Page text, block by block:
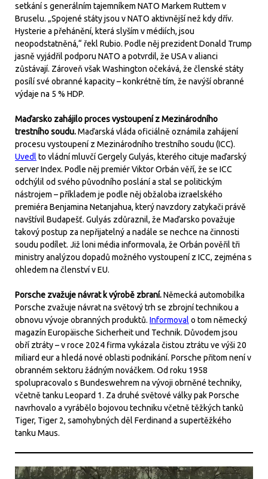
setkání s generálním tajemníkem NATO Markem Ruttem v
Bruselu. „Spojené státy jsou v NATO aktivnější než kdy dřív.
Hysterie a přehánění, která slyším v médiích, jsou
neopodstatněná,“ řekl Rubio. Podle něj prezident Donald Trump
jasně vyjádřil podporu NATO a potvrdil, že USA v alianci
zůstávají. Zároveň však Washington očekává, že členské státy
posílí své obranné kapacity – konkrétně tím, že navýší obranné
výdaje na 5 % HDP.
Maďarsko zahájilo proces vystoupení z Mezinárodního
trestního soudu.Maďarská vláda oficiálně oznámila zahájení
procesu vystoupení z Mezinárodního trestního soudu (ICC).
Uvedl to vládní mluvčí Gergely Gulyás, kterého cituje maďarský
server Index. Podle něj premiér Viktor Orbán věří, že se ICC
odchýlil od svého původního poslání a stal se politickým
nástrojem – příkladem je podle něj obžaloba izraelského
premiéra Benjamina Netanjahua, který navzdory zatykači právě
navštívil Budapešť. Gulyás zdůraznil, že Maďarsko považuje
takový postup za nepřijatelný a nadále se nechce na činnosti
soudu podílet. Již loni média informovala, že Orbán pověřil tři
ministry analýzou dopadů možného vystoupení z ICC, zejména s
ohledem na členství v EU.
Porsche zvažuje návrat k výrobě zbraní.Německá automobilka
Porsche zvažuje návrat na světový trh se zbrojní technikou a
obnovu vývoje obranných produktů. Informoval o tom německý
magazín Europäische Sicherheit und Technik. Důvodem jsou
obří ztráty – v roce 2024 firma vykázala čistou ztrátu ve výši 20
miliard eur a hledá nové oblasti podnikání. Porsche přitom není v
obranném sektoru žádným nováčkem. Od roku 1958
spolupracovalo s Bundeswehrem na vývoji obrněné techniky,
včetně tanku Leopard 1. Za druhé světové války pak Porsche
navrhovalo a vyrábělo bojovou techniku včetně těžkých tanků
Tiger, Tiger 2, samohybných děl Ferdinand a supertěžkého
tanku Maus.